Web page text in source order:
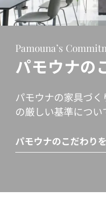
Pamouna’s
パモウナの
パモウナの家具づ
の厳しい基準につい
パモウナのこだわり